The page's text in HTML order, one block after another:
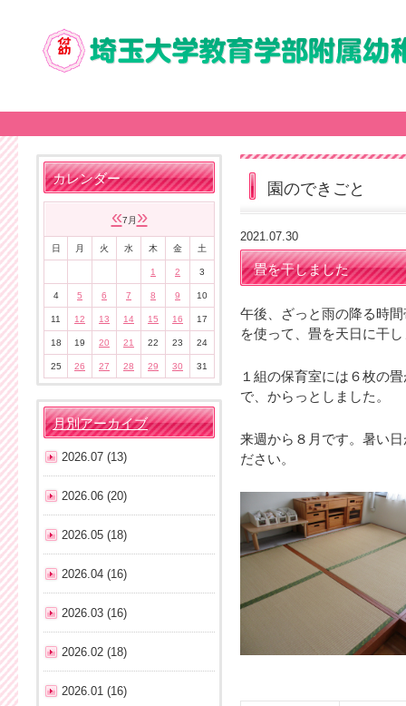
園のできごと
2021.07.30
畳を干しました
午後、ざっと雨の降る時
を使って、畳を天日に干
１組の保育室には６枚の
で、からっとしました。
来週から８月です。暑い
ださい。
カレンダー
«7月 »
日 月 火 水 木 金 土
1 2 3
4 5 6 7 8 9 10
11 12 13 14 15 16 17
18 19 20 21 22 23 24
25 26 27 28 29 30 31
月別アーカイブ
2026.07 (13)
2026.06 (20)
2026.05 (18)
2026.04 (16)
2026.03 (16)
2026.02 (18)
2026.01 (16)